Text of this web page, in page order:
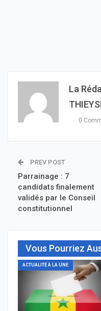
La
0
PREV POST
Parrainage : 7
candidats finalement
validés par le Conseil
constitutionnel
Vous Pourriez
ACTUALITÉ À LA UNE